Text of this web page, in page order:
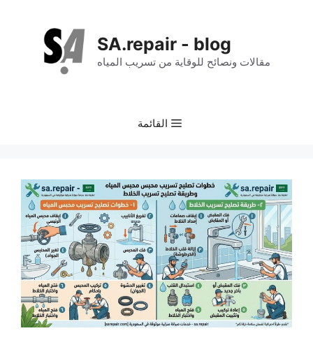
SA.repair - blog
مقالات ونصائح للوقاية من تسريب المياه
القائمة